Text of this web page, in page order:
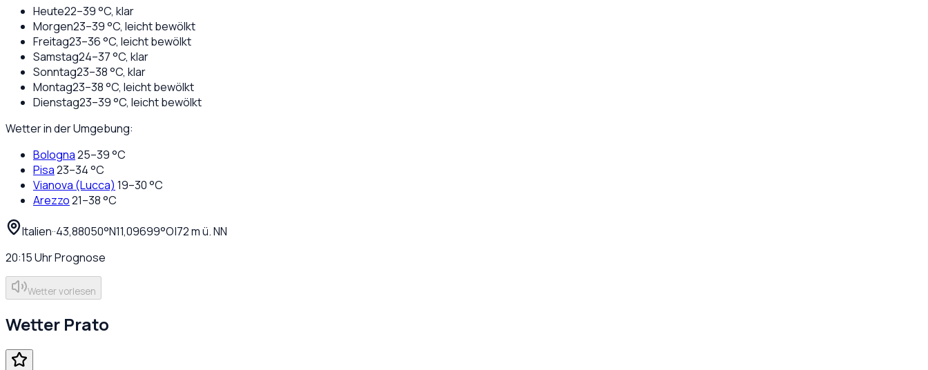
Heute22–39°C, klar
Morgen23–39°C, leicht bewölkt
Freitag23–36°C, leicht bewölkt
Samstag24–37°C, klar
Sonntag23–38°C, klar
Montag23–38°C, leicht bewölkt
Dienstag23–39°C, leicht bewölkt
Wetter in der Umgebung:
Bologna25–39°C
Pisa23–34°C
Vianova (Lucca) 19–30°C
Arezzo21–38°C
Italien··43,88050°N11,09699°O|72m ü. NN
20:15UhrPrognose
Wetter vorlesen
Wetter Prato